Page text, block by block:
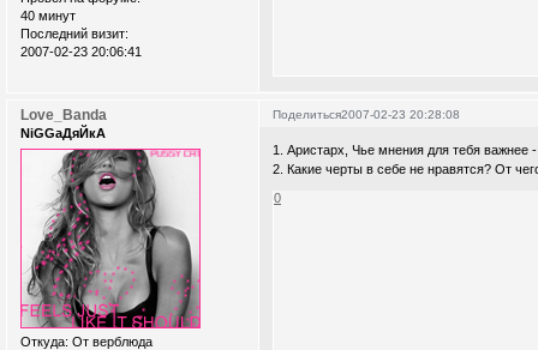
40 минут
Последний визит:
2007-02-23 20:06:41
Поделиться2007-02-23 20:28:08
Love_Banda
NiGGaДяЙкА
Откуда: От верблюда
1. Аристарх, Чье мнения для тебя важнее -
2. Какие черты в себе не нравятся? От
0